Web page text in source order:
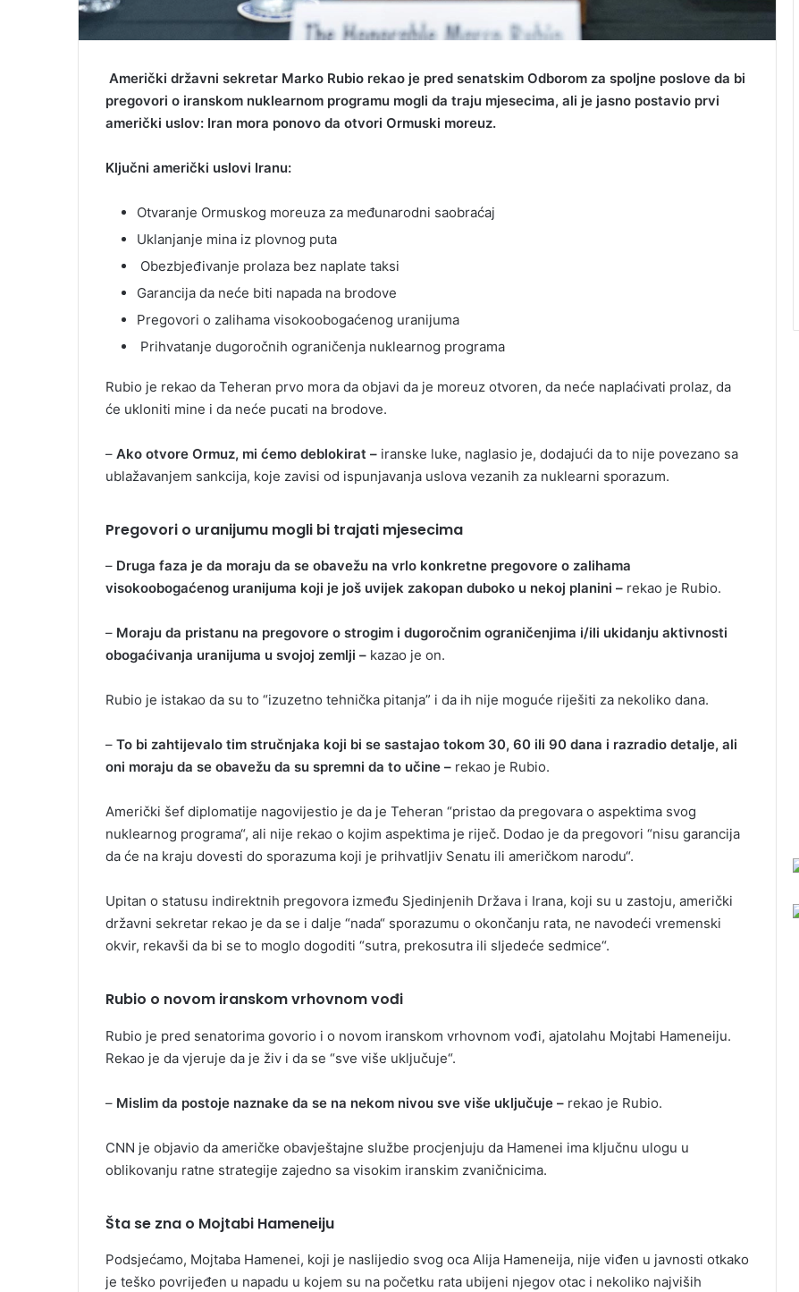
Američki državni sekretar Marko Rubio rekao je pred senatskim Odborom za spoljne poslove da bi
pregovori o iranskom nuklearnom programu mogli da traju mjesecima, ali je jasno postavio prvi
američki uslov: Iran mora ponovo da otvori Ormuski moreuz.
Ključni američki uslovi Iranu:
Otvaranje Ormuskog moreuza za međunarodni saobraćaj
Uklanjanje mina iz plovnog puta
Obezbjeđivanje prolaza bez naplate taksi
Garancija da neće biti napada na brodove
Pregovori o zalihama visokoobogaćenog uranijuma
Prihvatanje dugoročnih ograničenja nuklearnog programa
Rubio je rekao da Teheran prvo mora da objavi da je moreuz otvoren, da neće naplaćivati prolaz, da
će ukloniti mine i da neće pucati na brodove.
– Ako otvore Ormuz, mi ćemo deblokirat – iranske luke, naglasio je, dodajući da to nije povezano sa
ublažavanjem sankcija, koje zavisi od ispunjavanja uslova vezanih za nuklearni sporazum.
Pregovori o uranijumu mogli bi trajati mjesecima
– Druga faza je da moraju da se obavežu na vrlo konkretne pregovore o zalihama
visokoobogaćenog uranijuma koji je još uvijek zakopan duboko u nekoj planini – rekao je Rubio.
– Moraju da pristanu na pregovore o strogim i dugoročnim ograničenjima i/ili ukidanju aktivnosti
obogaćivanja uranijuma u svojoj zemlji – kazao je on.
Rubio je istakao da su to “izuzetno tehnička pitanja” i da ih nije moguće riješiti za nekoliko dana.
– To bi zahtijevalo tim stručnjaka koji bi se sastajao tokom 30, 60 ili 90 dana i razradio detalje, ali
oni moraju da se obavežu da su spremni da to učine – rekao je Rubio.
Američki šef diplomatije nagovijestio je da je Teheran “pristao da pregovara o aspektima svog
nuklearnog programa“, ali nije rekao o kojim aspektima je riječ. Dodao je da pregovori “nisu garancija
da će na kraju dovesti do sporazuma koji je prihvatljiv Senatu ili američkom narodu“.
Upitan o statusu indirektnih pregovora između Sjedinjenih Država i Irana, koji su u zastoju, američki
državni sekretar rekao je da se i dalje “nada“ sporazumu o okončanju rata, ne navodeći vremenski
okvir, rekavši da bi se to moglo dogoditi “sutra, prekosutra ili sljedeće sedmice“.
Rubio o novom iranskom vrhovnom vođi
Rubio je pred senatorima govorio i o novom iranskom vrhovnom vođi, ajatolahu Mojtabi Hameneiju.
Rekao je da vjeruje da je živ i da se “sve više uključuje“.
– Mislim da postoje naznake da se na nekom nivou sve više uključuje – rekao je Rubio.
CNN je objavio da američke obavještajne službe procjenjuju da Hamenei ima ključnu ulogu u
oblikovanju ratne strategije zajedno sa visokim iranskim zvaničnicima.
Šta se zna o Mojtabi Hameneiju
Podsjećamo, Mojtaba Hamenei, koji je naslijedio svog oca Alija Hameneija, nije viđen u javnosti otkako
je teško povrijeđen u napadu u kojem su na početku rata ubijeni njegov otac i nekoliko najviših